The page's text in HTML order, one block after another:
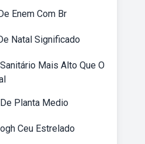
Enem Com Br
Natal Significado
Mais Alto Que O
Planta Medio
Ceu Estrelado